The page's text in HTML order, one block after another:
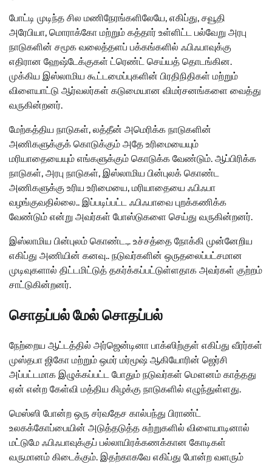
போட்டி முடிந்த சில மணிநேரங்களிலேயே, எகிப்து, சவூதி
அரேபியா, மொராக்கோ மற்றும் கத்தார் உள்ளிட்ட பல்வேறு அரபு
நாடுகளின் சமூக வலைத்தளப் பக்கங்களில் ஃபிஃபாவுக்கு
எதிரான ஹேஷ்டேக்குகள் ட்ரெண்ட் செய்யத் தொடங்கின.
முக்கிய இஸ்லாமிய கூட்டமைப்புகளின் பிரதிநிதிகள் மற்றும்
விளையாட்டு ஆர்வலர்கள் கடுமையான விமர்சனங்களை வைத்து
வருகின்றனர்.
மேற்கத்திய நாடுகள், லத்தீன் அமெரிக்க நாடுகளின்
அணிகளுக்குக் கொடுக்கும் அதே உரிமையையும்
மரியாதையையும் எங்களுக்கும் கொடுக்க வேண்டும். ஆப்பிரிக்க
நாடுகள், அரபு நாடுகள், இஸ்லாமிய பின்புலக் கொண்ட
அணிகளுக்கு உரிய உரிமையை, மரியாதையை ஃபிஃபா
வழங்குவதில்லை.. இப்படிப்பட்ட ஃபிஃபாவை புறக்கணிக்க
வேண்டும் என்று அவர்கள் போஸ்டுகளை செய்து வருகின்றனர்.
இஸ்லாமிய பின்புலம் கொண்ட.,. உச்சத்தை நோக்கி முன்னேறிய
எகிப்து அணியின் கனவு.. நடுவர்களின் ஒருதலைப்பட்சமான
முடிவுகளால் திட்டமிட்டுத் தகர்க்கப்பட்டுள்ளதாக அவர்கள் குற்றம்
சாட்டுகின்றனர்.
சொதப்பல் மேல் சொதப்பல்
நேற்றைய ஆட்டத்தில் அர்ஜென்டினா பாக்ஸிற்குள் எகிப்து வீரர்கள்
முஸ்தபா ஜிகோ மற்றும் ஒமர் மர்மூஷ் ஆகியோரின் ஜெர்சி
அப்பட்டமாக இழுக்கப்பட்ட போதும் நடுவர்கள் மௌனம் காத்தது
ஏன் என்ற கேள்வி மத்திய கிழக்கு நாடுகளில் எழுந்துள்ளது.
மெஸ்ஸி போன்ற ஒரு சர்வதேச கால்பந்து பிராண்ட்
உலகக்கோப்பையின் அடுத்தடுத்த சுற்றுகளில் விளையாடினால்
மட்டுமே ஃபிஃபாவுக்குப் பல்லாயிரக்கணக்கான கோடிகள்
வருமானம் கிடைக்கும். இதற்காகவே எகிப்து போன்ற வளரும்